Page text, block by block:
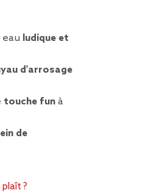
ludique et
d'arrosage
touche fun à
de
?